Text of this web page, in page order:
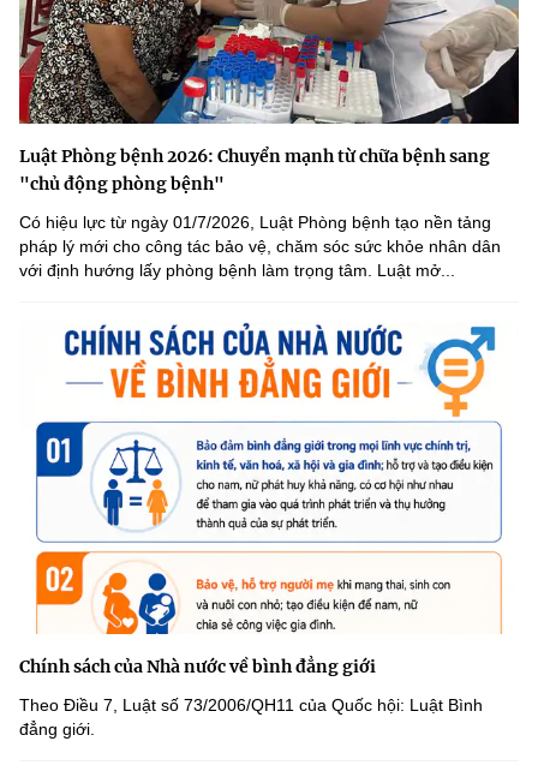
Luật Phòng bệnh 2026: Chuyển mạnh từ chữa bệnh sang
"chủ động phòng bệnh"
Có hiệu lực từ ngày 01/7/2026, Luật Phòng bệnh tạo nền tảng
pháp lý mới cho công tác bảo vệ, chăm sóc sức khỏe nhân dân
với định hướng lấy phòng bệnh làm trọng tâm. Luật mở...
Chính sách của Nhà nước về bình đẳng giới
Theo Điều 7, Luật số 73/2006/QH11 của Quốc hội: Luật Bình
đẳng giới.